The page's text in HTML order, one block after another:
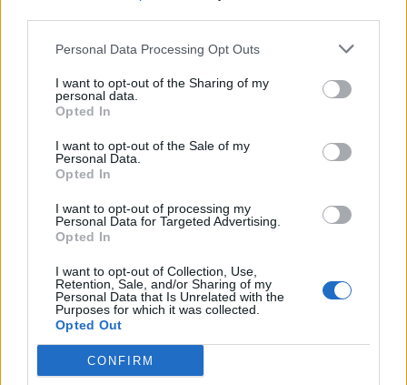
Personal Data Processing Opt Outs
I want to opt-out of the Sharing of my
personal data.
Opted In
I want to opt-out of the Sale of my
Personal Data.
Opted In
I want to opt-out of processing my
Personal Data for Targeted Advertising.
Opted In
I want to opt-out of Collection, Use,
Retention, Sale, and/or Sharing of my
Personal Data that Is Unrelated with the
Purposes for which it was collected.
Opted Out
CONFIRM
Белият дом спира проекти за
възобновяема енергия в САЩ
07.08.2026 / 18:00